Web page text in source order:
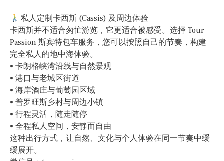
私人定制卡西斯 (Cassis) 及周边体验
卡西斯并不适合匆忙游览，它更适合被感受。选择 Tour
Passion 斯宾特包车服务，您可以按照自己的节奏，构建
完全私人的地中海体验。
• 卡朗格峡湾沿线与自然景观
• 港口与老城区街道
• 海岸酒庄与葡萄园区域
• 普罗旺斯乡村与周边小镇
• 行程灵活，随走随停
• 全程私人空间，安静而自由
这种出行方式，让自然、文化与个人体验在同一节奏中缓
缓展开。